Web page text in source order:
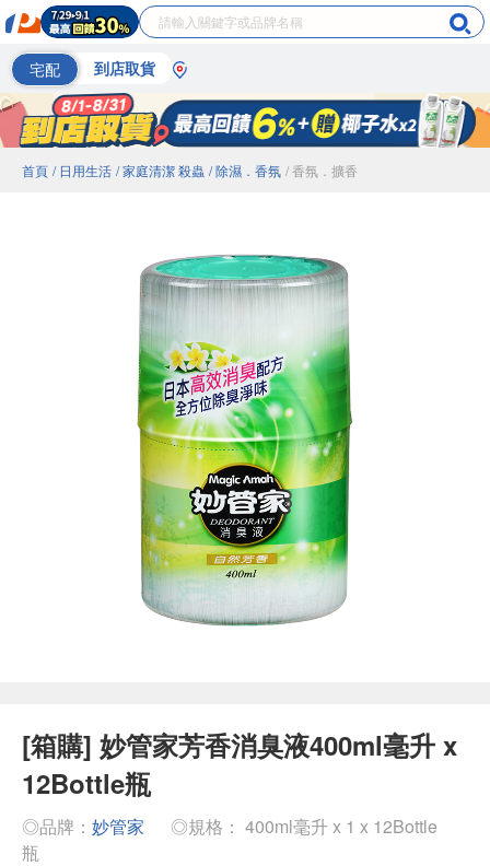
宅配 到店取貨
首頁 / 日用生活 / 家庭清潔 殺蟲 / 除濕．香氛 / 香氛．擴香
[箱購] 妙管家芳香消臭液400ml毫升 x
12Bottle瓶
◎品牌： 妙管家
◎規格： 400ml毫升 x 1 x 12Bottle
瓶